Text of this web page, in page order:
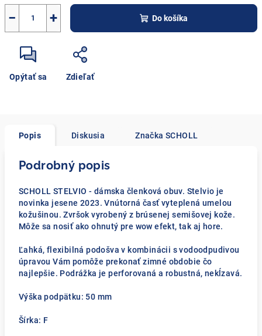
+
− Do košíka
Opýtať sa Zdieľať
Popis Diskusia Značka SCHOLL
Podrobný popis
SCHOLL STELVIO - dámska členková obuv. Stelvio je
novinka jesene 2023. Vnútorná časť vyteplená umelou
kožušinou. Zvršok vyrobený z brúsenej semišovej kože.
Môže sa nosiť ako ohnutý pre wow efekt, tak aj hore.
Ľahká, flexibilná podošva v kombinácii s vodoodpudivou
úpravou Vám pomôže prekonať zimné obdobie čo
najlepšie. Podrážka je perforovaná a robustná, nekĺzavá.
Výška podpätku: 50 mm
Šírka: F